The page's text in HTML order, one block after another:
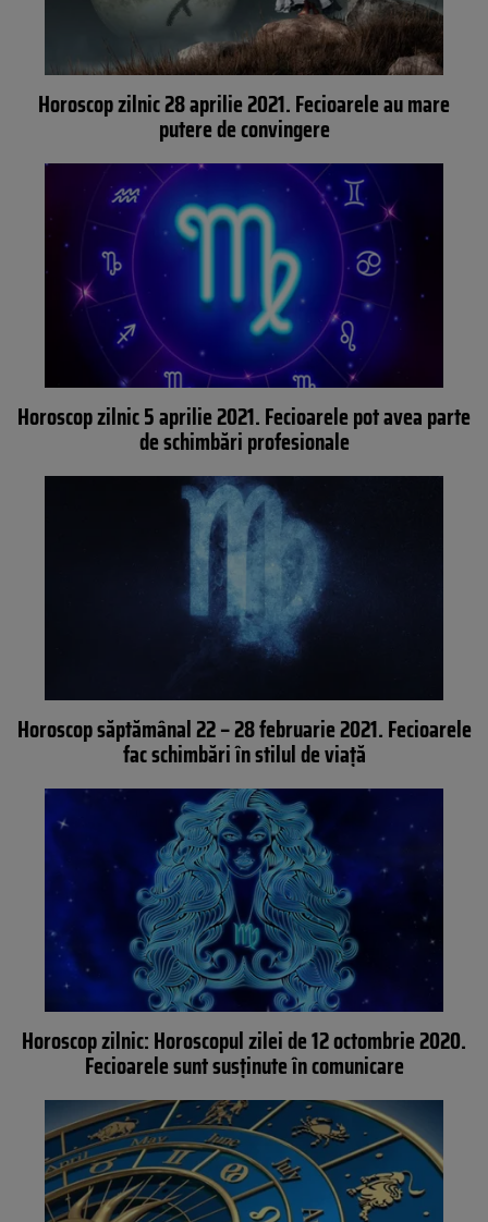
Horoscop zilnic 28 aprilie 2021. Fecioarele au mare
putere de convingere
Horoscop zilnic 5 aprilie 2021. Fecioarele pot avea parte
de schimbări profesionale
Horoscop săptămânal 22 – 28 februarie 2021. Fecioarele
fac schimbări în stilul de viață
Horoscop zilnic: Horoscopul zilei de 12 octombrie 2020.
Fecioarele sunt susținute în comunicare